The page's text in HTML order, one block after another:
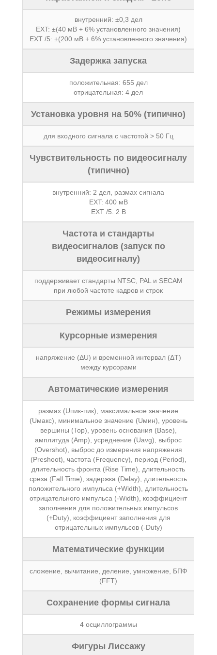
внутренний: ±0,3 дел
EXT: ±(40 мВ + 6% установленного значения)
EXT /5: ±(200 мВ + 6% установленного значения)
Задержка запуска
положительная: 655 дел
отрицательная: 4 дел
Установка уровня на 50% (типично)
для входного сигнала с частотой > 50 Гц
Чувствительность по видеосигналу
(типично)
внутренний: 2 дел, размах сигнала
EXT: 400 мВ
EXT /5: 2 В
Частота и стандарты
видеосигналов (запуск по
видеосигналу)
поддерживает стандарты NTSC, PAL и SECAM
при любой частоте кадров и строк
Режимы измерения
Курсорные измерения
напряжение (ΔU) и временной интервал (ΔT)
между курсорами
Автоматические измерения
размах (Uпик-пик), максимальное значение
(Uмакс), минимальное значение (Uмин), уровень
вершины (Top), уровень основания (Base),
амплитуда (Amp), усреднение (Uavg), выброс
(Overshot), выброс до измерения напряжения
(Preshoot), частота (Frequency), период (Period),
длительность фронта (Rise Time), длительность
среза (Fall Time), задержка (Delay), длительность
положительного импульса (+Width), длительность
отрицательного импульса (-Width), коэффициент
заполнения для положительных импульсов
(+Duty), коэффициент заполнения для
отрицательных импульсов (-Duty)
Математические функции
сложение, вычитание, деление, умножение, БПФ
(FFT)
Сохранение формы сигнала
4 осциллограммы
Фигуры Лиссажу